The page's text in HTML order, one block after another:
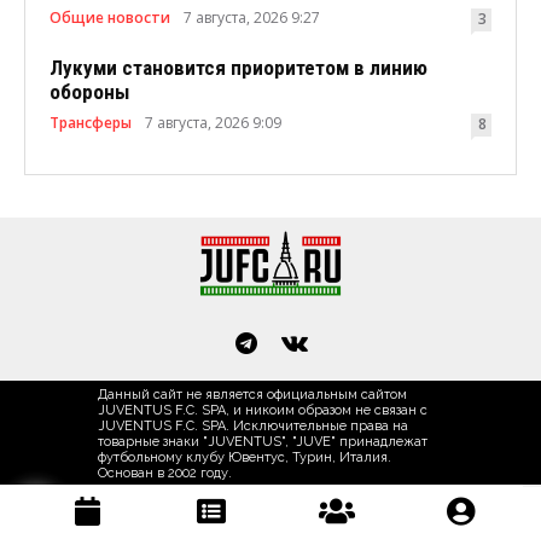
Общие новости 7 августа, 2026 9:27 3
Лукуми становится приоритетом в линию
обороны
Трансферы 7 августа, 2026 9:09 8
Данный сайт не является официальным сайтом
JUVENTUS F.C. SPA, и никоим образом не связан с
JUVENTUS F.C. SPA. Исключительные права на
товарные знаки "JUVENTUS", "JUVE" принадлежат
футбольному клубу Ювентус, Турин, Италия.
Основан в 2002 году.